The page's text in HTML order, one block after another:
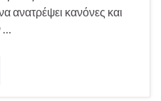
ανατρέψει κανόνες και
…